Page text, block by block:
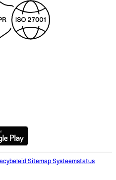
Sitemap Systeemstatus